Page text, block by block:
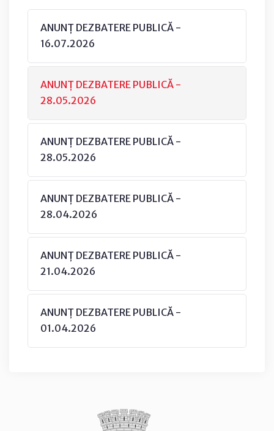
ANUNȚ DEZBATERE PUBLICĂ -
16.07.2026
ANUNȚ DEZBATERE PUBLICĂ -
28.05.2026
ANUNȚ DEZBATERE PUBLICĂ -
28.05.2026
ANUNȚ DEZBATERE PUBLICĂ -
28.04.2026
ANUNȚ DEZBATERE PUBLICĂ -
21.04.2026
ANUNȚ DEZBATERE PUBLICĂ -
01.04.2026